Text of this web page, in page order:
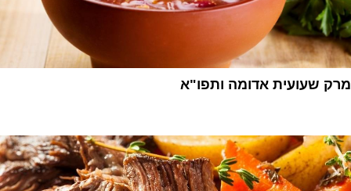
מרק שעועית אדומה ותפו"א